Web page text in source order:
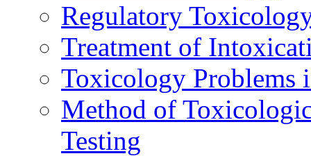
Regulatory
Treatment of
Toxicology Problems
Method of
Testing